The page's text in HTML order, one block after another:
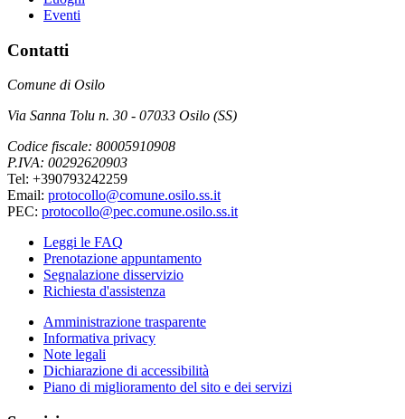
Eventi
Contatti
Comune di Osilo
Via Sanna Tolu n. 30 - 07033 Osilo (SS)
Codice fiscale: 80005910908
P.IVA: 00292620903
Tel: +390793242259
Email: protocollo@comune.osilo.ss.it
PEC: protocollo@pec.comune.osilo.ss.it
Leggi le FAQ
Prenotazione appuntamento
Segnalazione disservizio
Richiesta d'assistenza
Amministrazione trasparente
Informativa privacy
Note legali
Dichiarazione di accessibilità
Piano di miglioramento del sito e dei servizi